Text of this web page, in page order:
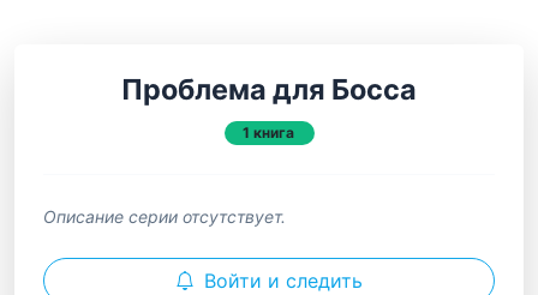
Проблема для Босса
1 книга
Описание серии отсутствует.
Войти и следить